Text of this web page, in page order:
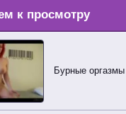
к просмотру
Бурные оргазмы